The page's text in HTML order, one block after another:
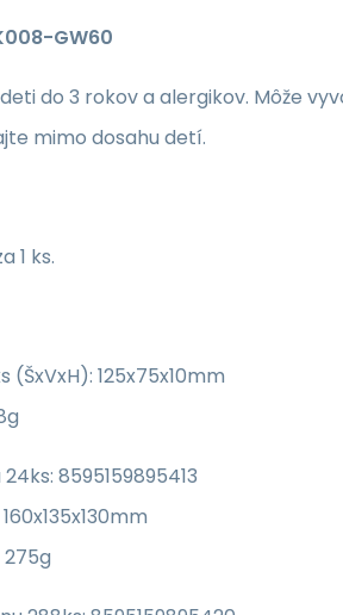
GW60
do 3 rokov a alergikov. Môže
mimo dosahu detí.
1 ks.
(ŠxVxH): 125x75x10mm
8595159895413